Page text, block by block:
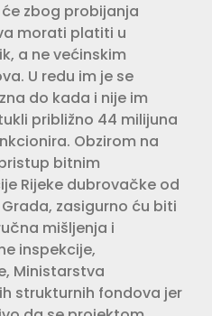
zbog probijanja
morati platiti u
a ne većinskim
U redu im je se
do kada i nije im
približno 44 milijuna
Obzirom na
bitnim
Rijeke dubrovačke od
zasigurno ću biti
mišljenja i
inspekcije,
Ministarstva
strukturnih fondova jer